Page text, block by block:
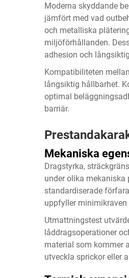
Moderna skyddande
jämfört med vad
och metalliska
miljöförhållanden.
adhesion och
Kompatibiliteten
långsiktig hållbarhet.
optimal
barriär.
Mekaniska
Dragstyrka,
under olika
standardiserade
uppfyller
Utmattningstest
låddragsoperationer
material som kommer
utveckla sprickor eller